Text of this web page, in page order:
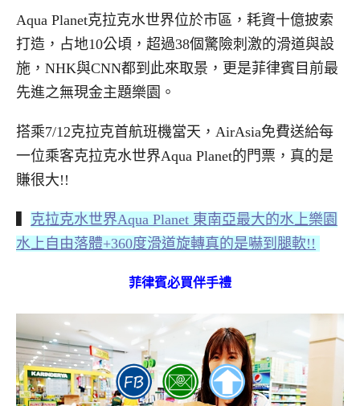
Aqua Planet克拉克水世界位於市區，耗資十億披索
打造，占地10公頃，超過38個驚險刺激的滑道與設
施，NHK與CNN都到此來取景，更是菲律賓目前最
先進之無現金主題樂園。
搭乘7/12克拉克首航班機當天，AirAsia免費送給每
一位乘客克拉克水世界Aqua Planet的門票，真的是
賺很大!!
克拉克水世界Aqua Planet 東南亞最大的水上樂園
水上自由落體+360度滑道旋轉真的是嚇到腿軟!!
菲律賓必買伴手禮